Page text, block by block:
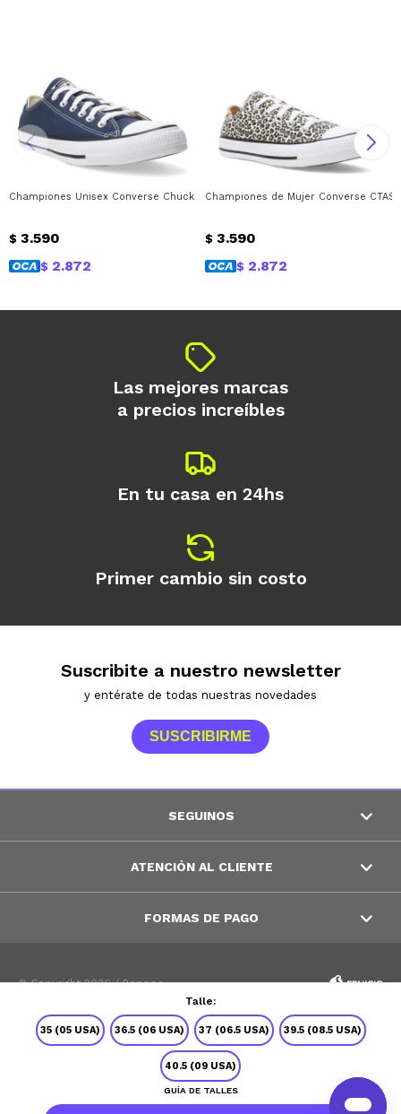
Talle:
35 (05 USA) 36.5 (06 USA) 37 (06.5 USA) 39.5 (08.5 USA)
40.5 (09 USA)
GUÍA DE TALLES
Championes Unisex Converse Chuck Taylor All Star Converse - Azul Marino
$ 3.590
$ 2.872
Championes de Mujer Converse
$ 3.590
$ 2.872
Las mejores marcas
a precios increíbles
En tu casa en 24hs
Primer cambio sin costo
Suscribite a nuestro newsletter
y entérate de todas nuestras novedades
SUSCRIBIRME
SEGUINOS
ATENCIÓN AL CLIENTE
FORMAS DE PAGO
© Copyright 2026 / Peppos
Fenicio